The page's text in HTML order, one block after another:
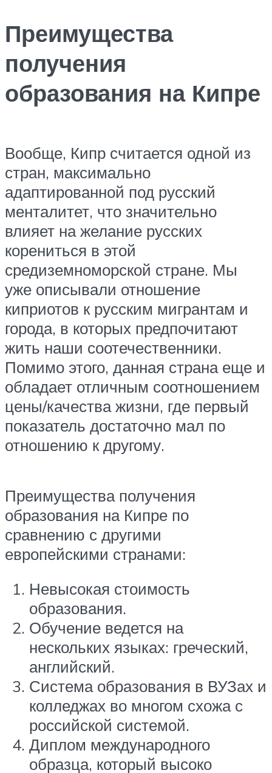
Преимущества
получения
образования на Кипре
Вообще, Кипр считается одной из
стран, максимально
адаптированной под русский
менталитет, что значительно
влияет на желание русских
корениться в этой
средиземноморской стране. Мы
уже описывали отношение
киприотов к русским мигрантам и
города, в которых предпочитают
жить наши соотечественники.
Помимо этого, данная страна еще и
обладает отличным соотношением
цены/качества жизни, где первый
показатель достаточно мал по
отношению к другому.
Преимущества получения
образования на Кипре по
сравнению с другими
европейскими странами:
Невысокая стоимость
образования.
Обучение ведется на
нескольких языках: греческий,
английский.
Система образования в ВУЗах и
колледжах во многом схожа с
российской системой.
Диплом международного
образца, который высоко